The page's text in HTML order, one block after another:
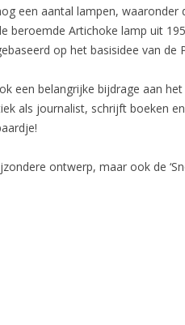
IE
een aantal lampen, waaronder
beroemde Artichoke lamp uit
op het basisidee van de
een belangrijke bijdrage aan
als journalist, schrijft boeken
ontwerp, maar ook de